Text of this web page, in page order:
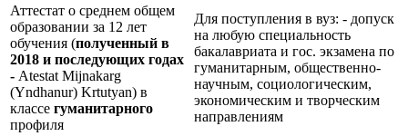
Аттестат о среднем общем
образовании за 12 лет
обучения (полученный в
2018 и последующих годах
- Atestat Mijnakarg
(Yndhanur) Krtutyan) в
классе гуманитарного
профиля
Для поступления в вуз: - допуск
на любую специальность
бакалавриата и гос. экзамена по
гуманитарным, общественно-
научным, социологическим,
экономическим и творческим
направлениям